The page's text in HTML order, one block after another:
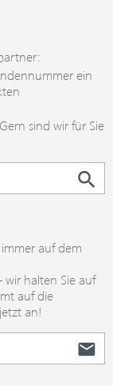
ein
sind wir für Sie
auf dem
halten Sie auf
auf die
an!